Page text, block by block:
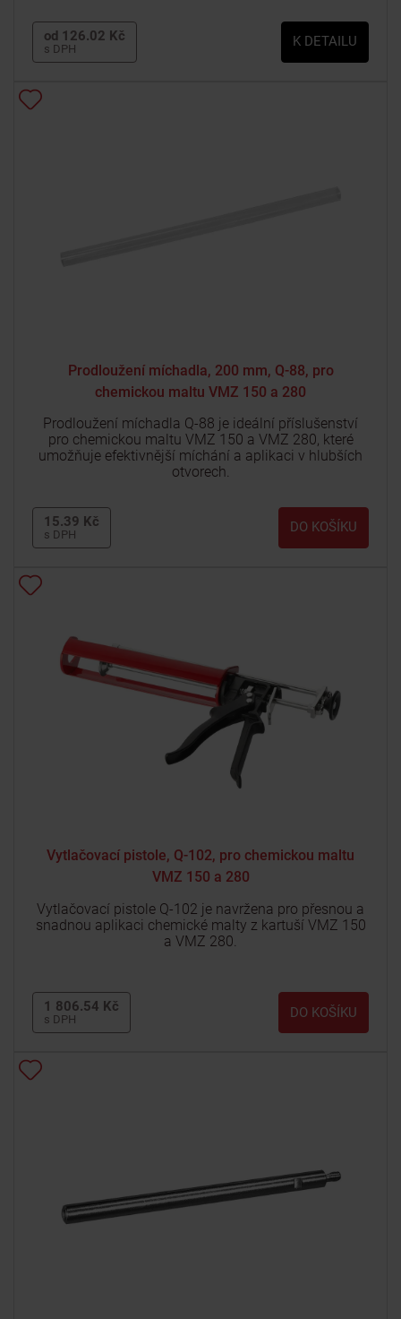
od 126.02 Kč
s DPH K DETAILU
Prodloužení míchadla, 200 mm, Q-88, pro
chemickou maltu VMZ 150 a 280
Prodloužení míchadla Q-88 je ideální příslušenství
pro chemickou maltu VMZ 150 a VMZ 280, které
umožňuje efektivnější míchání a aplikaci v hlubších
otvorech.
15.39 Kč
s DPH DO KOŠÍKU
Vytlačovací pistole, Q-102, pro chemickou maltu
VMZ 150 a 280
Vytlačovací pistole Q-102 je navržena pro přesnou a
snadnou aplikaci chemické malty z kartuší VMZ 150
a VMZ 280.
1 806.54 Kč
s DPH DO KOŠÍKU